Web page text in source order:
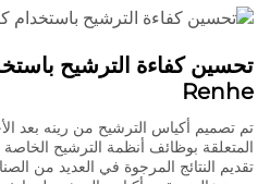
تحسين كفاءة الترشيح
Renhe
تم تصميم أكياس الترشيح من رينه بعد
المتعلقة بوظائف أنظمة الترشيح
تقديم النتائج المرجوة في العديد من